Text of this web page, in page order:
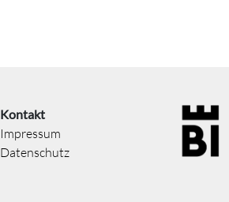
Kontakt
Impressum
Datenschutz